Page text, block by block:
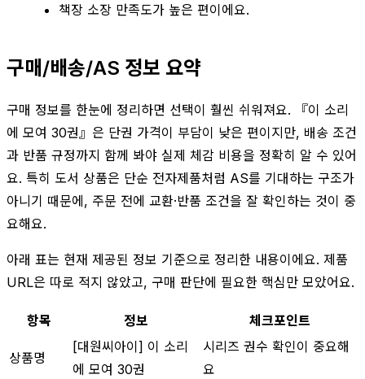
책장 소장 만족도가 높은 편이에요.
구매/배송/AS 정보 요약
구매 정보를 한눈에 정리하면 선택이 훨씬 쉬워져요. 『이 소리
에 모여 30권』은 단권 가격이 부담이 낮은 편이지만, 배송 조건
과 반품 규정까지 함께 봐야 실제 체감 비용을 정확히 알 수 있어
요. 특히 도서 상품은 단순 전자제품처럼 AS를 기대하는 구조가
아니기 때문에, 주문 전에 교환·반품 조건을 잘 확인하는 것이 중
요해요.
아래 표는 현재 제공된 정보 기준으로 정리한 내용이에요. 제품
URL은 따로 적지 않았고, 구매 판단에 필요한 핵심만 모았어요.
항목 정보 체크포인트
상품명
[대원씨아이] 이 소리
에 모여 30권
시리즈 권수 확인이 중요해
요